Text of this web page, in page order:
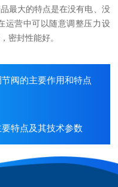
最大的特点是在没有电、没
运营中可以随意调整压力设
密封性能好。
阀的主要作用和特点
特点及其技术参数